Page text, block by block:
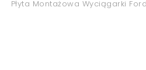
Płyta Montażowa Wyciągarki